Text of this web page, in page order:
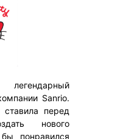
Sanrio.
ставила перед
нового
понравился